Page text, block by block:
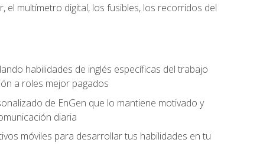
el multímetro digital, los fusibles, los recorridos del
habilidades de inglés específicas del trabajo
a roles mejor pagados
de EnGen que lo mantiene motivado y
diaria
móviles para desarrollar tus habilidades en tu